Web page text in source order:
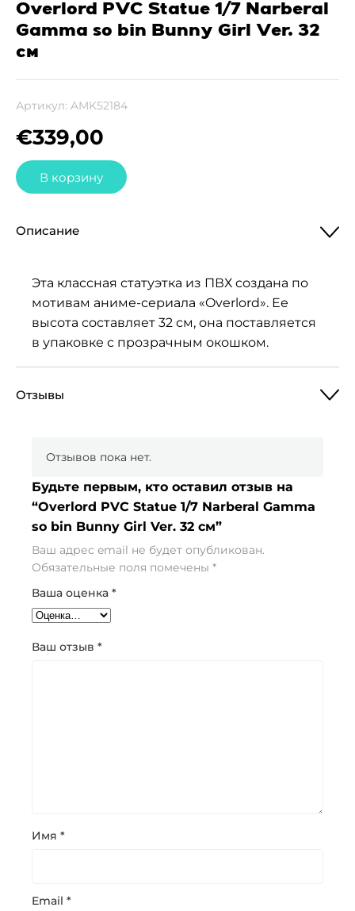
Overlord PVC Statue 1/7 Narberal
Gamma so bin Bunny Girl Ver. 32
см
Артикул: AMK52184
€339,00
В корзину
Описание
Эта классная статуэтка из ПВХ создана по
мотивам аниме-сериала «Overlord». Ее
высота составляет 32 см, она поставляется
в упаковке с прозрачным окошком.
Отзывы
Отзывов пока нет.
Будьте первым, кто оставил отзыв на
“Overlord PVC Statue 1/7 Narberal Gamma
so bin Bunny Girl Ver. 32 см”
Ваш адрес email не будет опубликован.
Обязательные поля помечены *
Ваша оценка *
Ваш отзыв *
Имя *
Email *